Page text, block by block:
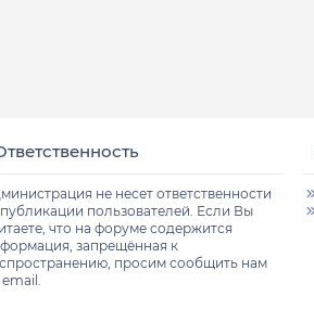
не несет ответственности
публикации пользователей. Если Вы
что на форуме содержится
запрещённая к
просим сообщить нам
email.